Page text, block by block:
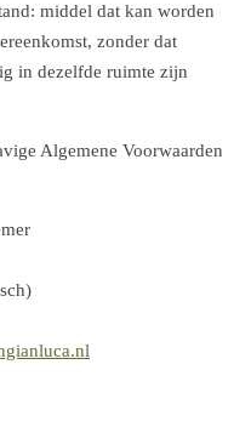
middel dat kan worden
zonder dat
in dezelfde ruimte zijn
Algemene Voorwaarden